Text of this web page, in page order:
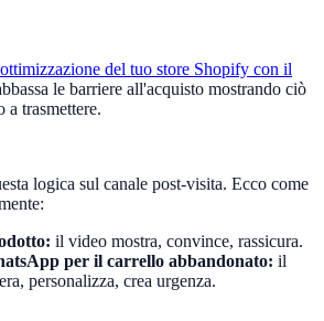
del tuo store Shopify con il
le barriere all'acquisto mostrando ciò
a trasmettere.
logica sul canale post-visita. Ecco come
il video mostra, convince, rassicura.
per il carrello abbandonato: il
personalizza, crea urgenza.